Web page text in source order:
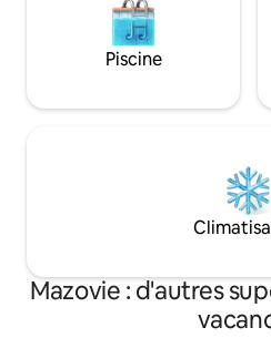
Piscine
Mazovie : d'autres